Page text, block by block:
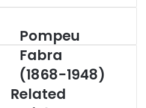
P
o
m
p
e
u
Pompeu
Fabra
(1868-1948)
Related